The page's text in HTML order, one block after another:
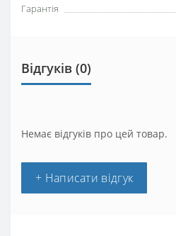
Гарантія
Відгуків (0)
Немає відгуків про цей товар.
+ Написати відгук